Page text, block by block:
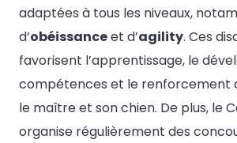
adaptées à tous les niveaux,
d’obéissanceet d’agility. Ces
favorisent l’apprentissage, le
compétences et le renforcement
le maître et son chien. De plus, le
organise régulièrement des